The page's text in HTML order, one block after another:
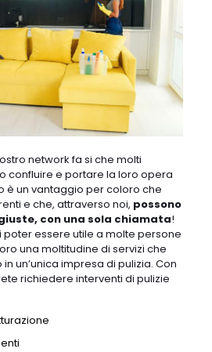
network fa si che molti
confluire e portare la loro opera
è un vantaggio per coloro che
e che, attraverso noi, possono
con una sola chiamata!
poter essere utile a molte persone
una moltitudine di servizi che
un’unica impresa di pulizia. Con
richiedere interventi di pulizie